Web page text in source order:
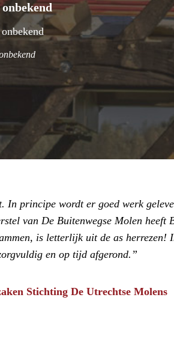
principe wordt er goed werk
van De Buitenwegse Molen heeft
is letterlijk uit de as herrezen!
en op tijd afgerond.
Stichting De Utrechtse Molens